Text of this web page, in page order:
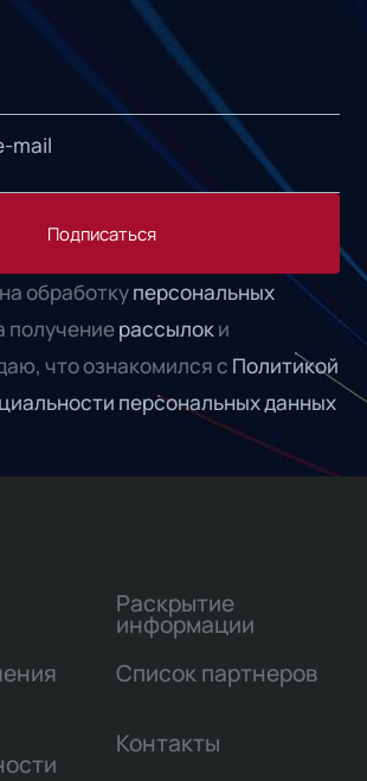
Подписаться
обработкуперсональных
получениерассылоки
что ознакомился с Политикой
персональных данных
Раскрытие
информации
Список партнеров
Контакты